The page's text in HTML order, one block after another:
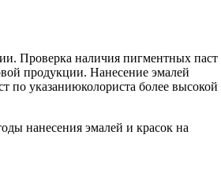
Проверка наличия пигментных паст
продукции. Нанесение эмалей
по указаниюколориста более высокой
нанесения эмалей и красок на